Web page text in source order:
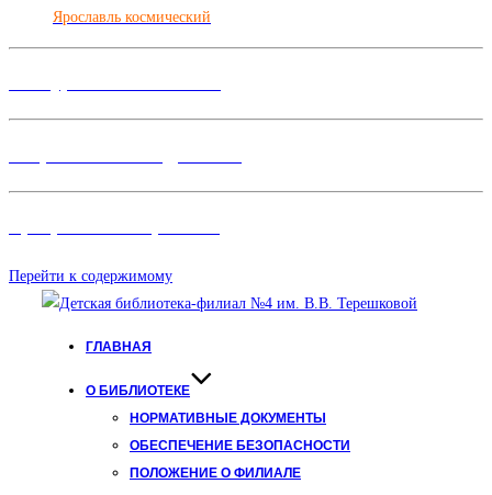
Ярославль космический
Перейти к содержимому
ГЛАВНАЯ
О БИБЛИОТЕКЕ
НОРМАТИВНЫЕ ДОКУМЕНТЫ
ОБЕСПЕЧЕНИЕ БЕЗОПАСНОСТИ
ПОЛОЖЕНИЕ О ФИЛИАЛЕ